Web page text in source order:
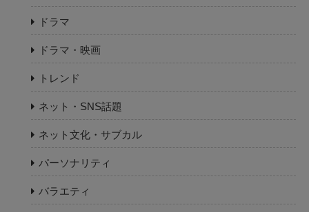
ドラマ
ドラマ・映画
トレンド
ネット・SNS話題
ネット文化・サブカル
パーソナリティ
バラエティ